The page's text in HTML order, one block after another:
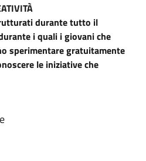
durante tutto il
i quali i giovani che
sperimentare gratuitamente
le iniziative che